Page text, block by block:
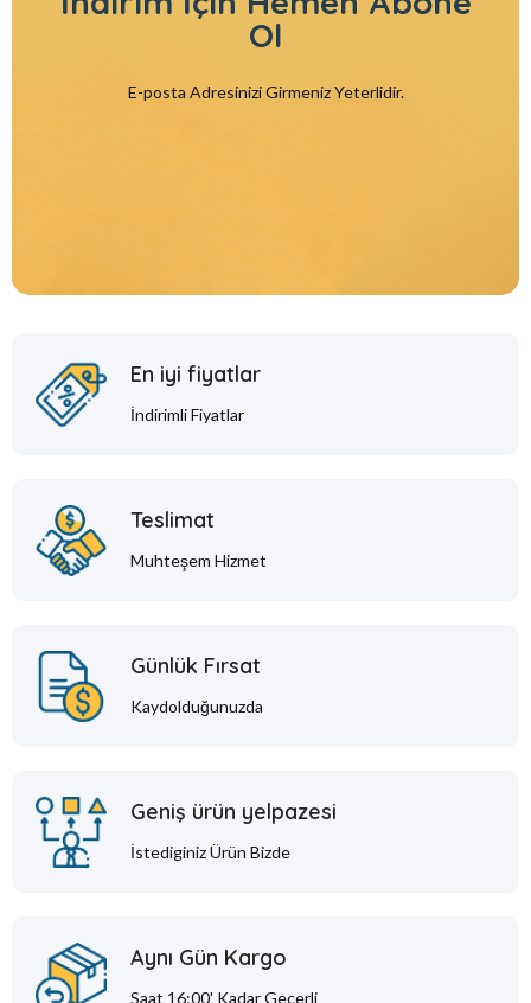
Ol
E-posta Adresinizi Girmeniz Yeterlidir.
En iyi fiyatlar
İndirimli Fiyatlar
Teslimat
Muhteşem Hizmet
Günlük Fırsat
Kaydolduğunuzda
Geniş ürün yelpazesi
İstediginiz Ürün Bizde
Aynı Gün Kargo
Saat 16:00' Kadar Geçerli